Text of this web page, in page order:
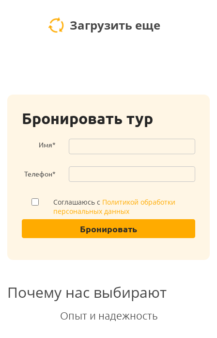
Загрузить еще
Бронировать тур
Имя*
Телефон*
Соглашаюсь с Политикой обработки
персональных данных
Бронировать
Почему нас выбирают
Опыт и надежность